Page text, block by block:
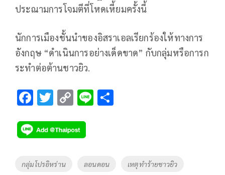
ประณามการโจมตีที่โหดเหี้ยมครั้งนี้
นักการเมืองชั้นนำของอิสราเอลเรียกร้องให้ทางการ
อังกฤษ “ดำเนินการอย่างเด็ดขาด” กับกลุ่มหรือการก
ระทำต่อต้านชาวยิว.
F
e
b
o
T
tt
er
C
p
y
Li
Li
Tags
กลุ่มโปรอิหร่าน ลอนดอน เหตุทำร้ายชาวยิว